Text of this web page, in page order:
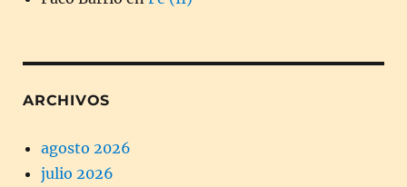
ARCHIVOS
agosto 2026
julio 2026